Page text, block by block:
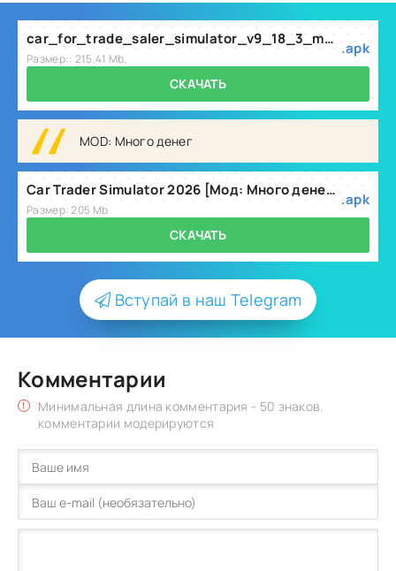
car_for_trade_saler_simulator_v9_18_3_mod.apk
Размер:: 215.41 Mb,
.apk
СКАЧАТЬ
MOD: Много денег
Car Trader Simulator 2026 [Мод: Много денег] v9.18.4
Размер: 205 Mb
.apk
СКАЧАТЬ
Вступай в наш Telegram
Комментарии
Минимальная длина комментария - 50 знаков.
комментарии модерируются